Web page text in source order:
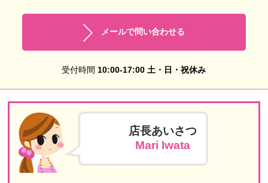
メールで問い合わせる
受付時間 10:00-17:00 土・日・祝休み
店長あいさつ
Mari Iwata